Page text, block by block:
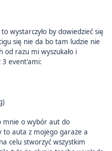
wystarczyło by dowiedzieć się
się nie da bo tam ludzie nie
razu mi wyszukało i
3 event'ami:
mnie o wybór aut do
to auta z mojego garaże a
celu stworzyć wszystkim